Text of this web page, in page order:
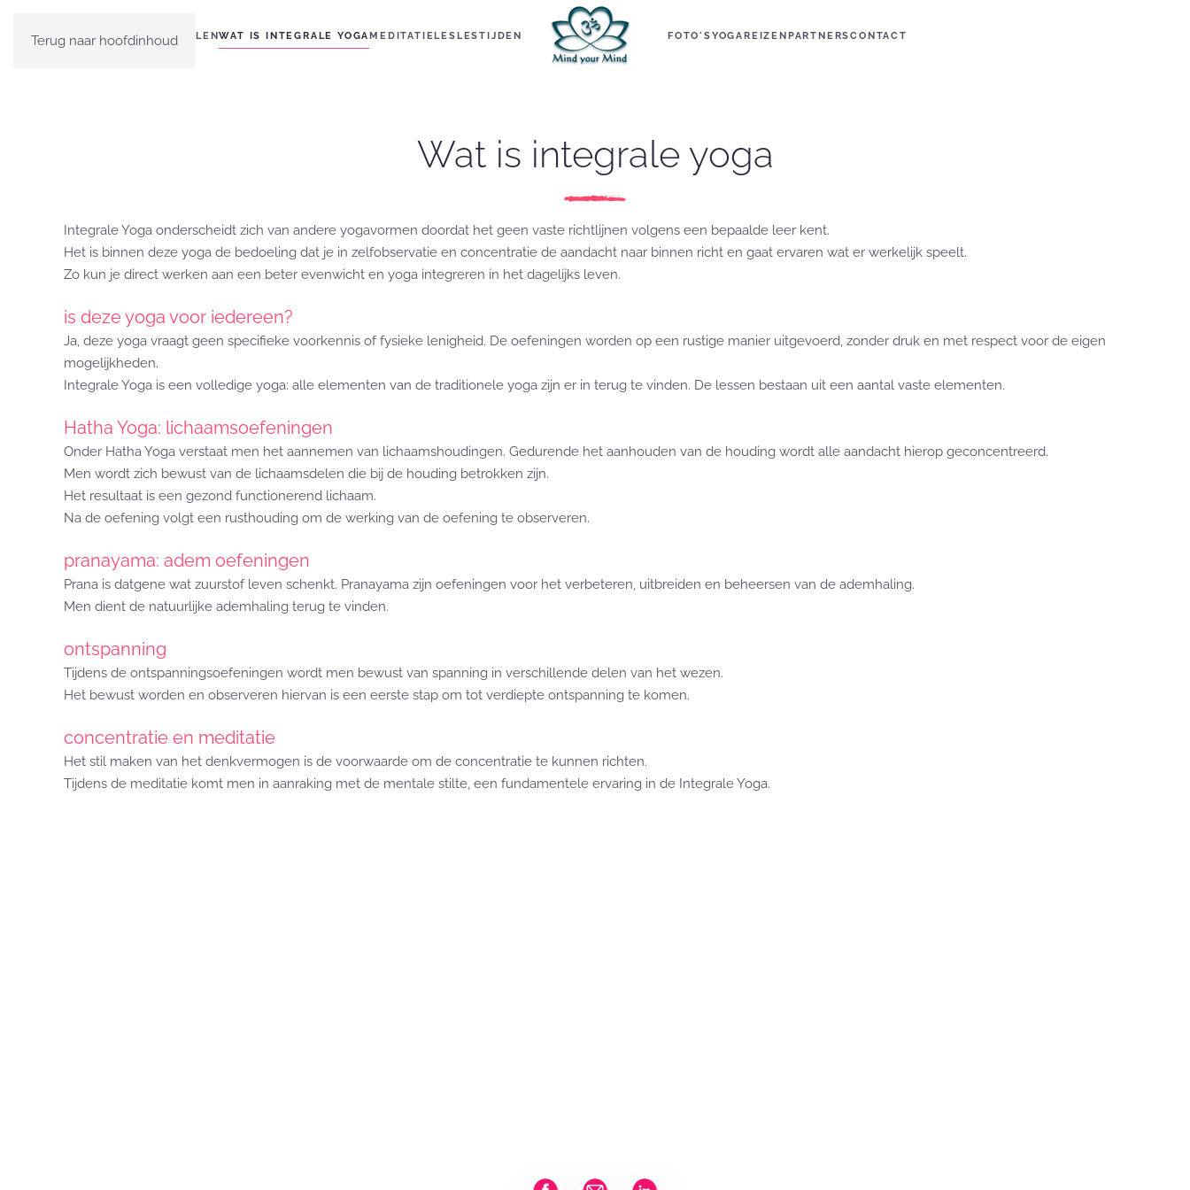
Terug naar hoofdinhoud
EVEN VOORSTELLENWAT IS INTEGRALE YOGAMEDITATIELESLESTIJDEN FOTO'SYOGAREIZENPARTNERSCONTACT
Wat is integrale yoga
Integrale Yoga onderscheidt zich van andere yogavormen doordat het geen vaste richtlijnen volgens een bepaalde leer kent.
Het is binnen deze yoga de bedoeling dat je in zelfobservatie en concentratie de aandacht naar binnen richt en gaat ervaren wat er werkelijk speelt.
Zo kun je direct werken aan een beter evenwicht en yoga integreren in het dagelijks leven.
is deze yoga voor iedereen?
Ja, deze yoga vraagt geen specifieke voorkennis of fysieke lenigheid. De oefeningen worden op een rustige manier uitgevoerd, zonder druk en met respect voor de eigen
mogelijkheden.
Integrale Yoga is een volledige yoga: alle elementen van de traditionele yoga zijn er in terug te vinden. De lessen bestaan uit een aantal vaste elementen.
Hatha Yoga: lichaamsoefeningen
Onder Hatha Yoga verstaat men het aannemen van lichaamshoudingen. Gedurende het aanhouden van de houding wordt alle aandacht hierop geconcentreerd.
Men wordt zich bewust van de lichaamsdelen die bij de houding betrokken zijn.
Het resultaat is een gezond functionerend lichaam.
Na de oefening volgt een rusthouding om de werking van de oefening te observeren.
pranayama: adem oefeningen
Prana is datgene wat zuurstof leven schenkt. Pranayama zijn oefeningen voor het verbeteren, uitbreiden en beheersen van de ademhaling.
Men dient de natuurlijke ademhaling terug te vinden.
ontspanning
Tijdens de ontspanningsoefeningen wordt men bewust van spanning in verschillende delen van het wezen.
Het bewust worden en observeren hiervan is een eerste stap om tot verdiepte ontspanning te komen.
concentratie en meditatie
Het stil maken van het denkvermogen is de voorwaarde om de concentratie te kunnen richten.
Tijdens de meditatie komt men in aanraking met de mentale stilte, een fundamentele ervaring in de Integrale Yoga.